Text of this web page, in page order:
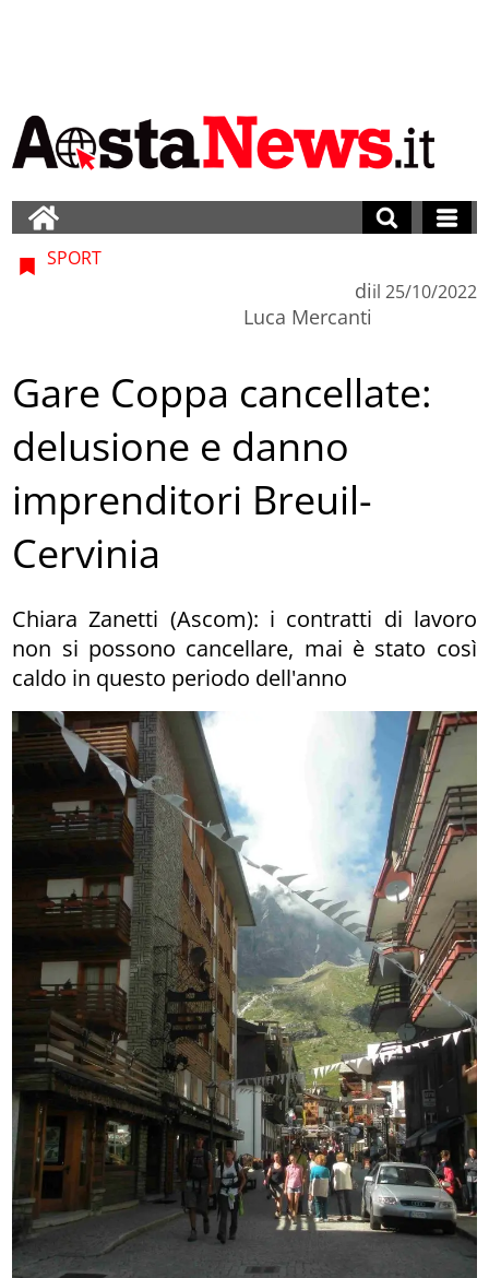
SPORT
di
Luca Mercanti
il 25/10/2022
Gare Coppa cancellate:
delusione e danno
imprenditori Breuil-
Cervinia
Chiara Zanetti (Ascom): i contratti di lavoro
non si possono cancellare, mai è stato così
caldo in questo periodo dell'anno